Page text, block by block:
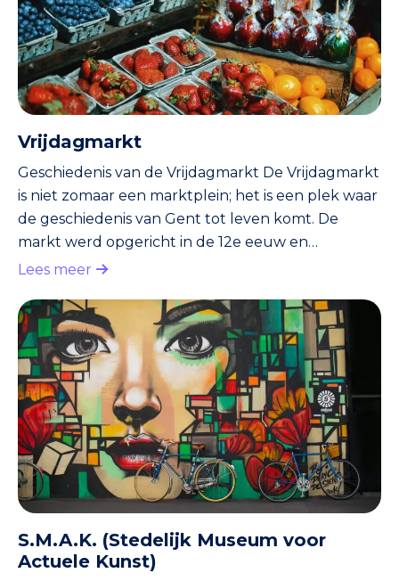
Vrijdagmarkt
Geschiedenis van de Vrijdagmarkt De Vrijdagmarkt
is niet zomaar een marktplein; het is een plek waar
de geschiedenis van Gent tot leven komt. De
markt werd opgericht in de 12e eeuw en
fungeerde snel als het economische en sociale
plaats waar belangrijke handelsroutes
samenkwamen. Wol, linnen, specerijen en andere
goederen werden hier verhandeld, wat Gent tot
een van de meest welvarende steden in Europa
maakte. De Vrijdagmarkt was niet alleen een co
Lees meer
S.M.A.K. (Stedelijk Museum voor
Actuele Kunst)